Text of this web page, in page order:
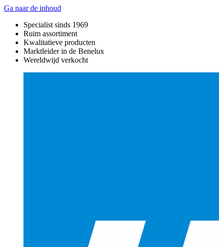
Ga naar de inhoud
Specialist sinds 1969
Ruim assortiment
Kwalitatieve producten
Marktleider in de Benelux
Wereldwijd verkocht